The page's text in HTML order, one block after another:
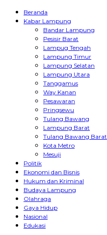
Beranda
Kabar Lampung
Bandar Lampung
Pesisir Barat
Lampug Tengah
Lampung Timur
Lampung Selatan
Lampung Utara
Tanggamus
Way Kanan
Pesawaran
Pringsewu
Tulang Bawang
Lampung Barat
Tulang Bawang Barat
Kota Metro
Mesuji
Politik
Ekonomi dan Bisnis
Hukum dan Kriminal
Budaya Lampung
Olahraga
Gaya Hidup
Nasional
Edukasi